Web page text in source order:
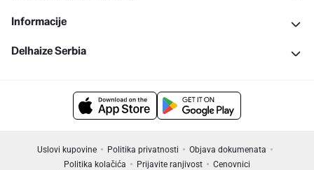
Informacije
Delhaize Serbia
Uslovi kupovine Politika privatnosti
Objava dokumenata
Politika kolačića
Prijavite ranjivost
Cenovnici